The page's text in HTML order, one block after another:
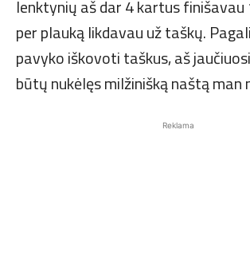
lenktynių aš dar 4 kartus
per plauką likdavau už taškų.
pavyko iškovoti taškus, aš
būtų nukėlęs milžinišką naštą man
Reklama